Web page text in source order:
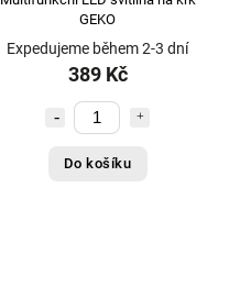
GEKO
Expedujeme během 2-3 dní
389 Kč
Do košíku